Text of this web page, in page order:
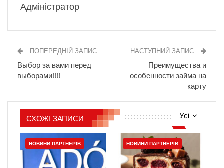
Адміністратор
ПОПЕРЕДНІЙ ЗАПИС
Выбор за вами перед
выборами!!!!
НАСТУПНИЙ ЗАПИС
Преимущества и
особенности займа на
карту
Усі
СХОЖІ ЗАПИСИ
НОВИНИ ПАРТНЕРІВ НОВИНИ ПАРТНЕРІВ